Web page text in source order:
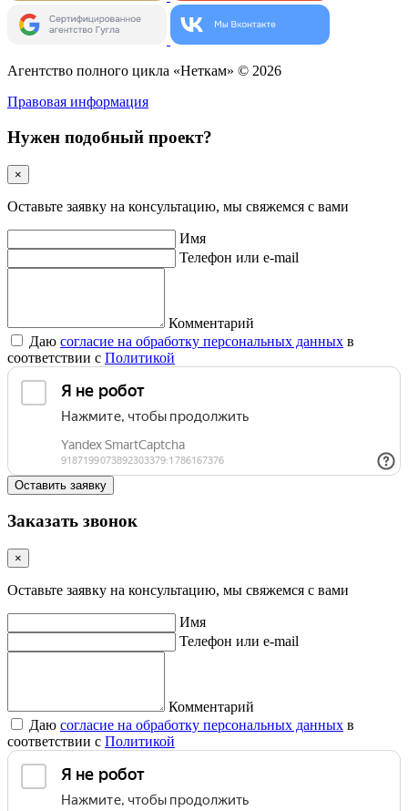
Агентство полного цикла «Неткам» © 2026
Правовая информация
Нужен подобный проект?
×
Оставьте заявку на консультацию, мы свяжемся с вами
Имя
Телефон или e-mail
Комментарий
Даю согласие на обработку персональных данных в
соответствии с Политикой
Оставить заявку
Заказать звонок
×
Оставьте заявку на консультацию, мы свяжемся с вами
Имя
Телефон или e-mail
Комментарий
Даю согласие на обработку персональных данных в
соответствии с Политикой